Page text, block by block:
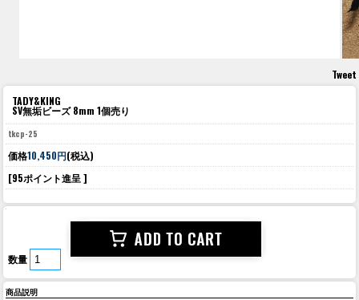
Tweet
TADY&KING
SV無垢ビーズ 8mm 1個売り
tkcp-25
価格10,450円(税込)
[95ポイント進呈 ]
数量
商品説明